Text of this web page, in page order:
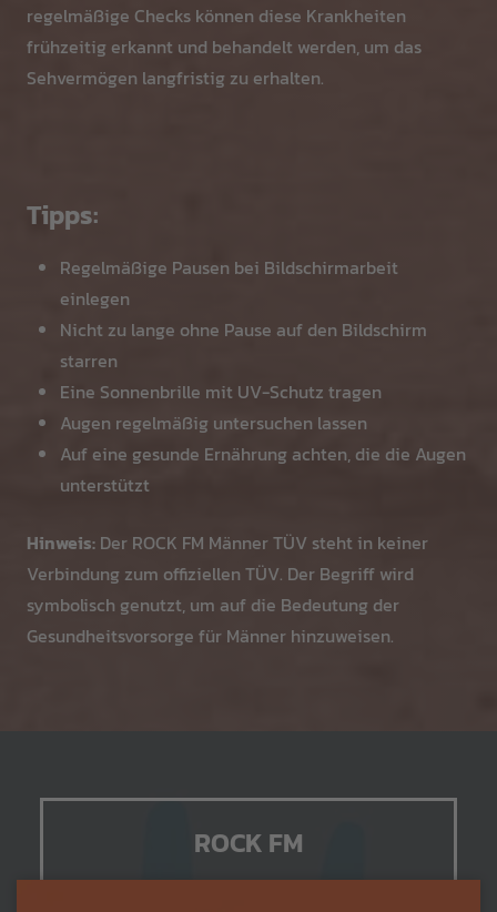
regelmäßige Checks können diese Krankheiten
frühzeitig erkannt und behandelt werden, um das
Sehvermögen langfristig zu erhalten.
Tipps:
Regelmäßige Pausen bei Bildschirmarbeit
einlegen
Nicht zu lange ohne Pause auf den Bildschirm
starren
Eine Sonnenbrille mit UV-Schutz tragen
Augen regelmäßig untersuchen lassen
Auf eine gesunde Ernährung achten, die die Augen
unterstützt
Hinweis: Der ROCK FM Männer TÜV steht in keiner
Verbindung zum offiziellen TÜV. Der Begriff wird
symbolisch genutzt, um auf die Bedeutung der
Gesundheitsvorsorge für Männer hinzuweisen.
ROCK FM